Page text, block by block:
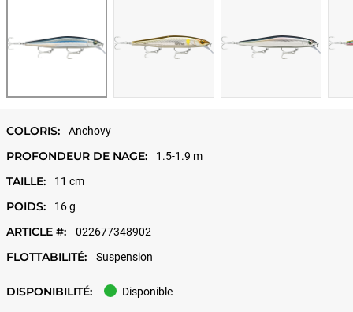
COLORIS: Anchovy
PROFONDEUR DE NAGE: 1.5-1.9 m
TAILLE: 11 cm
POIDS: 16 g
ARTICLE #: 022677348902
FLOTTABILITÉ: Suspension
DISPONIBILITÉ: Disponible